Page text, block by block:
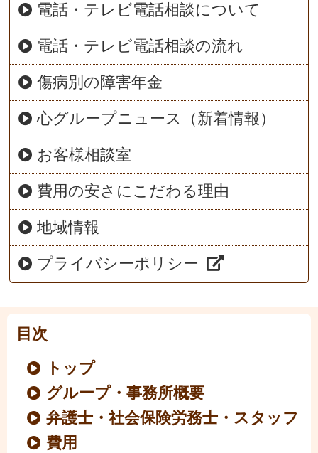
電話・テレビ電話相談について
電話・テレビ電話相談の流れ
傷病別の障害年金
心グループニュース（新着情報）
お客様相談室
費用の安さにこだわる理由
地域情報
プライバシーポリシー
目次
トップ
グループ・事務所概要
弁護士・社会保険労務士・スタッフ
費用